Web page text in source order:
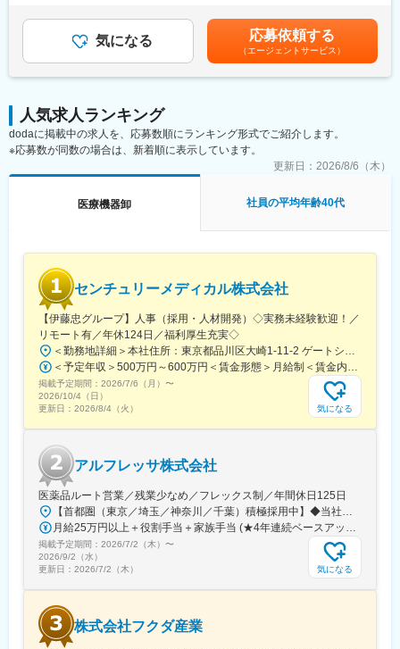
できます。
◎メーカー営業との同行や勉強会等もありますので、製品につい
て覚えていただくことが可能ですし、製品詳細についてはメーカ
事業部業績拡大に伴い、独立した権限を持ち、中長期の成長戦略
から独立しています。もとは一つの部門でしたので、条件面や関
わり方は親会社と同様です。分社化以降、急激に売り上げを伸ば
ースをご用意しております。
・親会社であるシバタインテックは、医療福祉・科学機器の総合
商品を売ることだけが目的ではなく、医薬品、医療機器、事務用
品等をそれぞれ取り扱う専業商社が多い中で、同社は薬以外の病
院における「すべて」を提案する総合力を強みとして、どのよう
な形でお客様のお役に立てるのかを意識し、安心・安全を強化し
て、付加価値をお届けすることを最大の目標としています。扱う
商材も幅広く、お客様の課題やニーズに沿ったご提案が可能で
す。
・安定性：医療業界は私たちの生活に無くてはならない非常に社
会的意義の高い業界で、コロナ禍においても安定した業績を残し
給与補足＞※予定年収はあくまでも目安の金額であり、選考を通じ
て上下する可能性があります。■昇給：年1回■賞与：年2回賃金は
あくまでも目安の金額であり、選考を通じて上下する可能性があ
ります。月給(月額)は固定手当を含めた表記です。
気になる 応募依頼する
（エージェントサービス）
人気求人ランキング
dodaに掲載中の求人を、応募数順にランキング形式でご紹介します。
※応募数が同数の場合は、新着順に表示しています。
更新日： 2026/8/6（木）
医療機器卸 社員の平均年齢40代
センチュリーメディカル株式会社
【伊藤忠グループ】人事（採用・人材開発）◇実務未経験歓迎！／
リモート有／年休124日／福利厚生充実◇
＜勤務地詳細＞本社住所：東京都品川区大崎1-11-2 ゲートシティ大崎イーストタワー22Ｆ勤務地最寄駅：JR山手線／大崎駅受動喫煙対策：屋内全面禁煙変更の範囲：会社の定める事業所（リモートワーク含む）
＜予定年収＞500万円～600万円＜賃金形態＞月給制＜賃金内訳＞月額（基本給）：300,000円～350,000円＜月給＞300,000円～350,000円＜昇給有無＞有＜残業手当＞有＜給与補足＞上記年収は、あくまで目安であり、前職・経験を考慮し検討させて頂きます。■昇給：あり■賞与：あり※会社業績と個人業績に応じて算定されます。賃金はあくまでも目安の金額であり、選考を通じて上下する可能性があります。月給(月額)は固定手当を含めた表記です。
掲載予定期間： 2026/7/6（月） 〜
2026/10/4（日）
更新日： 2026/8/4（火） 気になる
アルフレッサ株式会社
医薬品ルート営業／残業少なめ／フレックス制／年間休日125日
【首都圏（東京／埼玉／神奈川／千葉）積極採用中】◆当社が展開する【北海道／関東／首都圏／中部／近畿／九州】の各事業所へご希望を考慮した上で配属となります。【北海道】北海道【関東】栃木／群馬／茨城／長野／山梨／新潟【首都圏】東京／埼玉／神奈川／千葉★積極採用エリア【中部】静岡／愛知／三重／岐阜【近畿】滋賀／兵庫／大阪／京都／奈良／和歌山【九州】福岡／長崎／熊本／大分／宮崎／鹿児島各事業所の詳細については、弊社HPよりご確認ください※「企業情報」→「拠点」よりご確認いただけます。屋内禁煙(※喫煙室あり※禁煙タイムあり※喫煙室での就労はありません)
月給25万円以上＋役割手当＋家族手当 (★4年連続ベースアップ実施！)※時間外手当別途支給※年齢、経験、能力を考慮の上、優遇します
掲載予定期間： 2026/7/2（木） 〜
2026/9/2（水）
更新日： 2026/7/2（木） 気になる
株式会社フクダ産業